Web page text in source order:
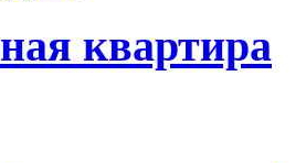
квартира